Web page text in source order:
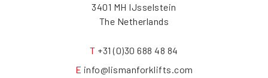
3401 MH IJsselstein
The Netherlands
T +31 (0)30 688 48 84
E info@lismanforklifts.com